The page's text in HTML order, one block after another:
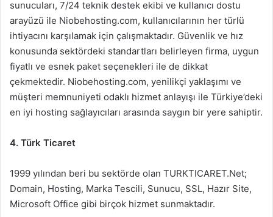
sunucuları, 7/24 teknik destek ekibi ve kullanıcı dostu
arayüzü ile Niobehosting.com, kullanıcılarının her türlü
ihtiyacını karşılamak için çalışmaktadır. Güvenlik ve hız
konusunda sektördeki standartları belirleyen firma, uygun
fiyatlı ve esnek paket seçenekleri ile de dikkat
çekmektedir. Niobehosting.com, yenilikçi yaklaşımı ve
müşteri memnuniyeti odaklı hizmet anlayışı ile Türkiye’deki
en iyi hosting sağlayıcıları arasında saygın bir yere sahiptir.
4. Türk Ticaret
1999 yılından beri bu sektörde olan TURKTICARET.Net;
Domain, Hosting, Marka Tescili, Sunucu, SSL, Hazır Site,
Microsoft Office gibi birçok hizmet sunmaktadır.